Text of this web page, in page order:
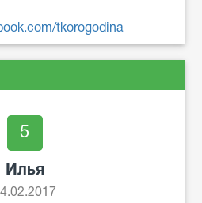
tkorogodina
5
Илья